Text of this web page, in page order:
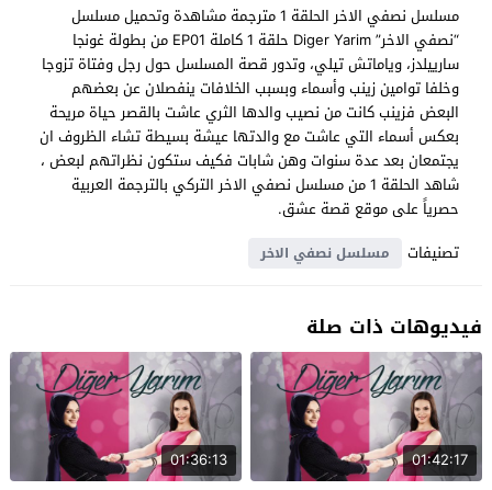
مسلسل نصفي الاخر الحلقة 1 مترجمة مشاهدة وتحميل مسلسل
“نصفي الاخر” Diger Yarim حلقة 1 كاملة EP01 من بطولة غونجا
سارييلدز، وياماتش تيلي، وتدور قصة المسلسل حول رجل وفتاة تزوجا
وخلفا توامين زينب وأسماء وبسبب الخلافات ينفصلان عن بعضهم
البعض فزينب كانت من نصيب والدها الثري عاشت بالقصر حياة مريحة
بعكس أسماء التي عاشت مع والدتها عيشة بسيطة تشاء الظروف ان
يجتمعان بعد عدة سنوات وهن شابات فكيف ستكون نظراتهم لبعض ،
شاهد الحلقة 1 من مسلسل نصفي الاخر التركي بالترجمة العربية
حصرياً على موقع قصة عشق.
تصنيفات
مسلسل نصفي الاخر
فيديوهات ذات صلة
01:42:17
01:36:13